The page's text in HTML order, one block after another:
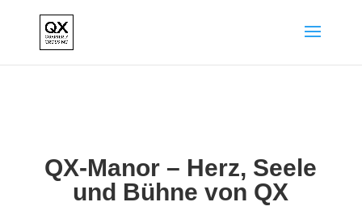
QX-Manor – Herz, Seele
und Bühne von QX